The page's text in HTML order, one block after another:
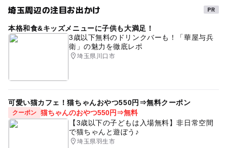
埼玉周辺の注目お出かけ
本格和食&キッズメニューに子供も大満足！
3歳以下無料のドリンクバーも！「華屋与兵
衛」の魅力を徹底レポ
埼玉県川口市
可愛い猫カフェ！猫ちゃんおやつ550円⇒無料クーポン
クーポン 猫ちゃんのおやつ550円⇒無料
【3歳以下の子どもは入場無料】非日常空間
で猫ちゃんと遊ぼう♪
埼玉県羽生市